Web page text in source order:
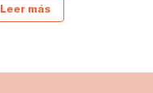
Leer más